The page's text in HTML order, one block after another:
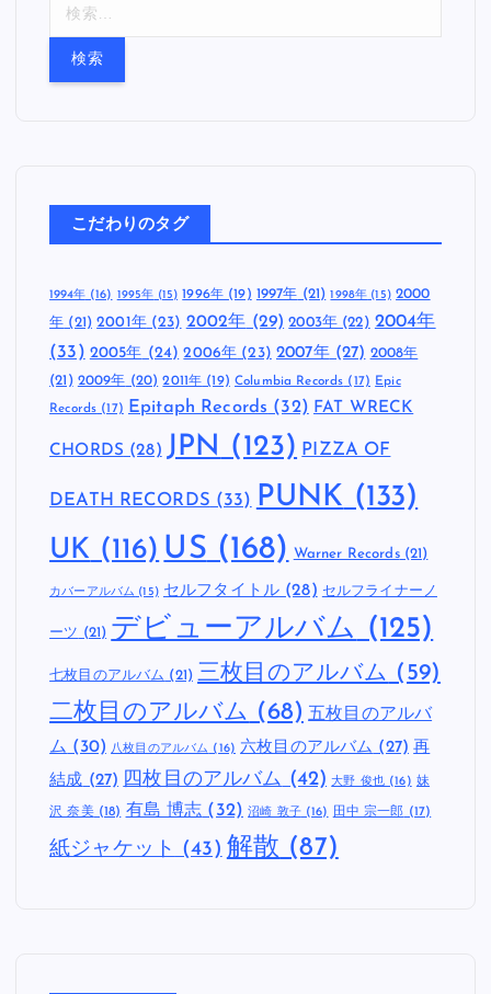
こだわりのタグ
1994年(16) 1995年 (15) 1996年(19) 1997年 (21) 1998年 (15) 2000
年 (21) 2001年(23) 2002年 (29) 2003年 (22) 2004年
(33) 2005年 (24) 2006年 (23) 2007年(27) 2008年
(21) 2009年 (20) 2011年 (19) Columbia Records (17) Epic
Records (17) Epitaph Records (32) FAT WRECK
CHORDS (28) JPN (123) PIZZA OF
DEATH RECORDS (33) PUNK (133)
UK (116) US (168) Warner Records(21)
カバーアルバム (15) セルフタイトル(28) セルフライナーノ
ーツ (21) デビューアルバム (125)
七枚目のアルバム (21) 三枚目のアルバム (59)
二枚目のアルバム (68) 五枚目のアルバ
ム (30) 八枚目のアルバム (16) 六枚目のアルバム (27) 再
結成 (27) 四枚目のアルバム (42) 大野 俊也(16) 妹
沢 奈美(18) 有島 博志 (32) 沼崎 敦子(16) 田中 宗一郎 (17)
紙ジャケット (43) 解散 (87)